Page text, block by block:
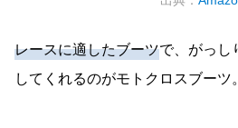
レースに適したブーツで、がっし
してくれるのがモトクロスブーツ。